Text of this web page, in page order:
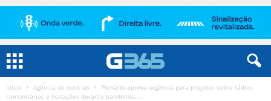
Início Agência de notícias
Plenário aprova urgência para projetos sobre rádios
comunitárias e licitações durante pandemia;...